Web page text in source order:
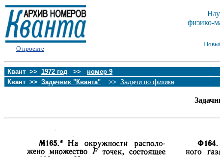
О проекте
физико-
Квант >> 1972 год >> номер 9
Квант >> Задачник "Кванта" >> Задачи по физике